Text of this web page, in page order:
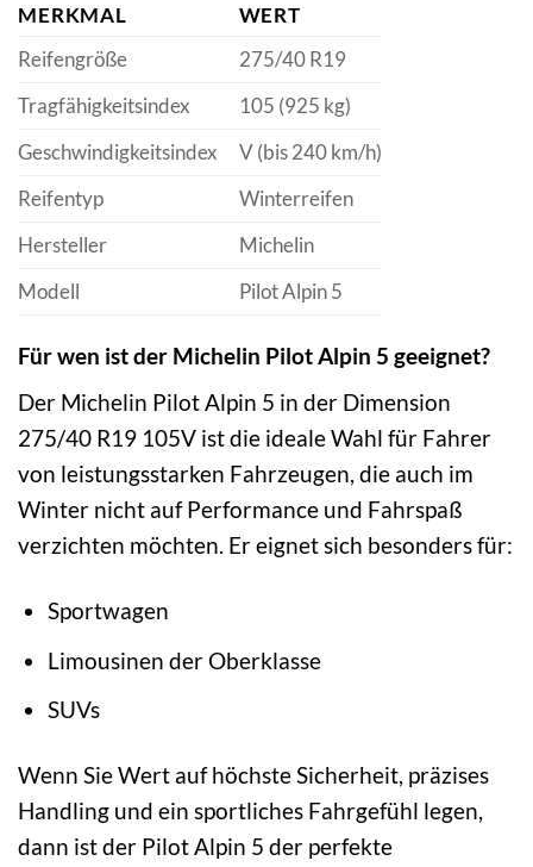
MERKMAL
WERT
Reifengröße
275/40 R19
Tragfähigkeitsindex
105 (925 kg)
Geschwindigkeitsindex
V (bis 240 km/h)
Reifentyp
Winterreifen
Hersteller
Michelin
Modell
Pilot Alpin 5
Für wen ist der Michelin Pilot Alpin 5 geeignet?
Der Michelin Pilot Alpin 5 in der Dimension
275/40 R19 105V ist die ideale Wahl für Fahrer
von leistungsstarken Fahrzeugen, die auch im
Winter nicht auf Performance und Fahrspaß
verzichten möchten. Er eignet sich besonders für:
Sportwagen
Limousinen der Oberklasse
SUVs
Wenn Sie Wert auf höchste Sicherheit, präzises
Handling und ein sportliches Fahrgefühl legen,
dann ist der Pilot Alpin 5 der perfekte